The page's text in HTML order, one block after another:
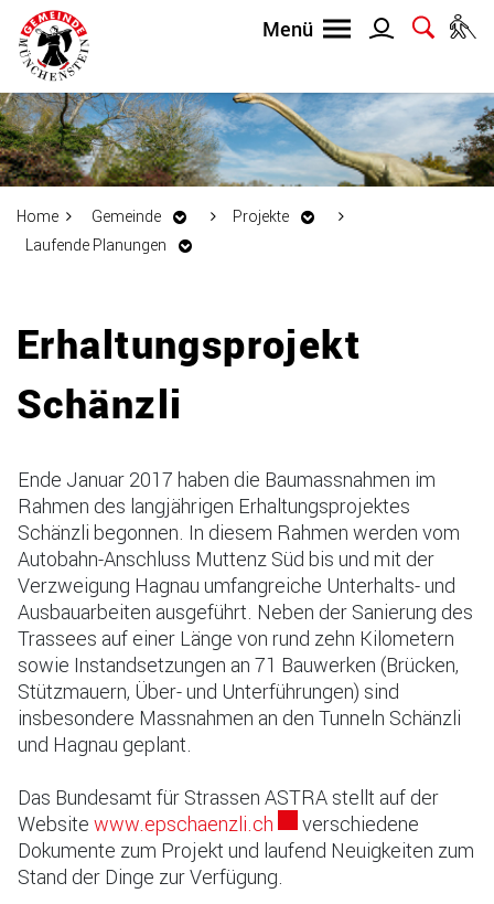
Home Gemeinde
Projekte
Laufende Planungen
Inhalt
Erhaltungsprojekt
Schänzli
Ende Januar 2017 haben die Baumassnahmen im
Rahmen des langjährigen Erhaltungsprojektes
Schänzli begonnen. In diesem Rahmen werden vom
Autobahn-Anschluss Muttenz Süd bis und mit der
Verzweigung Hagnau umfangreiche Unterhalts- und
Ausbauarbeiten ausgeführt. Neben der Sanierung des
Trassees auf einer Länge von rund zehn Kilometern
sowie Instandsetzungen an 71 Bauwerken (Brücken,
Stützmauern, Über- und Unterführungen) sind
insbesondere Massnahmen an den Tunneln Schänzli
und Hagnau geplant.
Das Bundesamt für Strassen ASTRA stellt auf der
Website www.epschaenzli.ch Externer Link wird in
verschiedene
Dokumente zum Projekt und laufend Neuigkeiten zum
Stand der Dinge zur Verfügung.
Zugehörige Objekte